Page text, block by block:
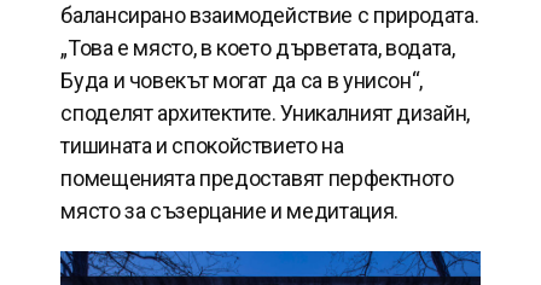
балансирано взаимодействие с природата.
„Това е място, в което дърветата, водата,
Буда и човекът могат да са в унисон“,
споделят архитектите. Уникалният дизайн,
тишината и спокойствието на
помещенията предоставят перфектното
място за съзерцание и медитация.